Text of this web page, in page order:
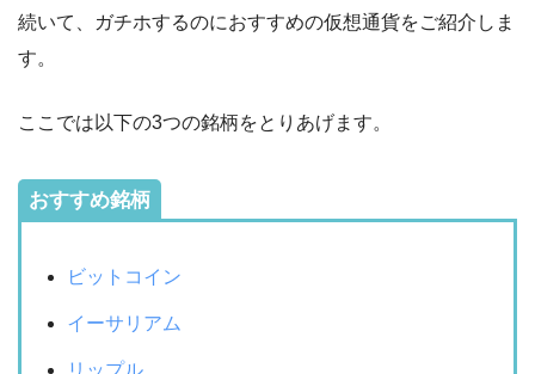
続いて、ガチホするのにおすすめの仮想通貨をご紹介しま
す。
ここでは以下の3つの銘柄をとりあげます。
おすすめ銘柄
ビットコイン
イーサリアム